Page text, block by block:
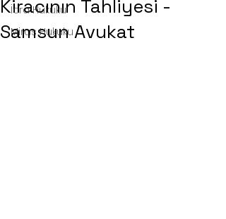
İcra Hukuku
Miras Hukuku
Kiracının Tahliyesi -
Samsun Avukat